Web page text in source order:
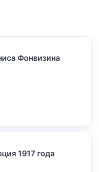
Фонвизина
1917 года